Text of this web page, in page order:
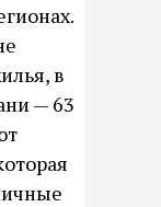
в
— 63